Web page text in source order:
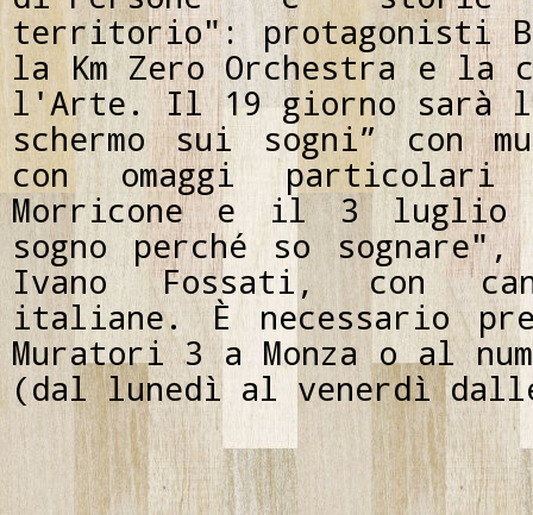
territorio": protagonisti
la Km Zero Orchestra e la
l'Arte. Il 19 giorno sarà
schermo sui sogni” con
con omaggi
Morricone e il 3 luglio
sogno perché so
Ivano Fossati, con
italiane. È necessario
Muratori 3 a Monza o al
(dal lunedì al venerdì